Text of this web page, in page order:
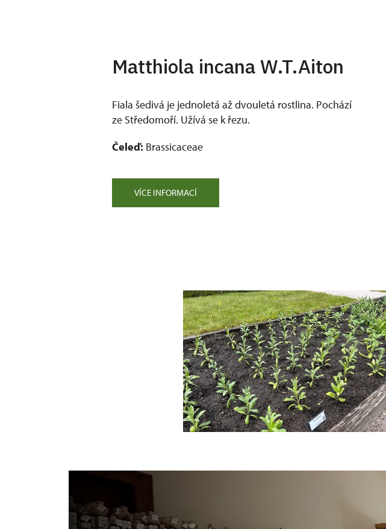
Matthiola incana W.T.Aiton
Fiala šedivá je jednoletá až dvouletá rostlina. Pochází
ze Středomoří. Užívá se k řezu.
Čeleď: Brassicaceae
VÍCE INFORMACÍ